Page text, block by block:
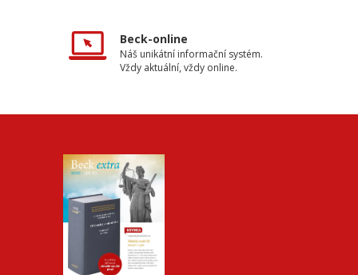
Beck-online
Náš unikátní informační systém.
Vždy aktuální, vždy online.